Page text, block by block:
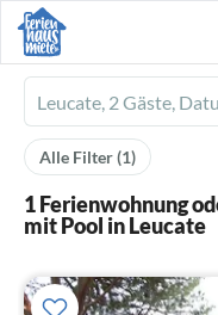
Ferienhausmiete
logo
Alle Filter(1)
1 Ferienwohnung
mit Pool in Leucate